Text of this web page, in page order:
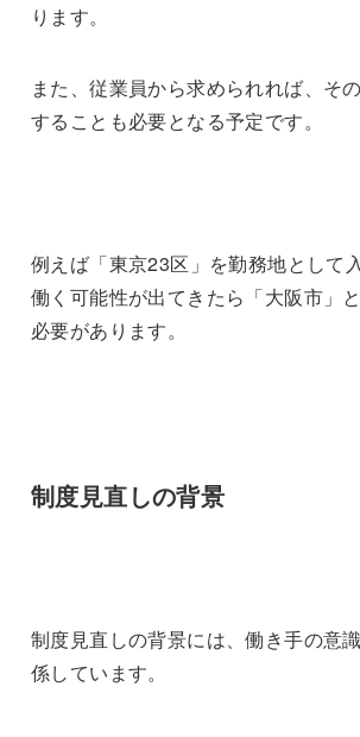
ります。
また、従業員から求められれば、そ
することも必要となる予定です。
例えば「東京23区」を勤務地として
働く可能性が出てきたら「大阪市」
必要があります。
制度見直しの背景
制度見直しの背景には、働き手の意
係しています。